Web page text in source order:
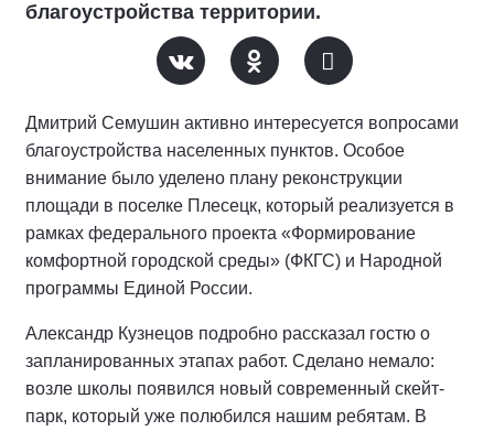
благоустройства территории.
Дмитрий Семушин активно интересуется вопросами
благоустройства населенных пунктов. Особое
внимание было уделено плану реконструкции
площади в поселке Плесецк, который реализуется в
рамках федерального проекта «Формирование
комфортной городской среды» (ФКГС) и Народной
программы Единой России.
Александр Кузнецов подробно рассказал гостю о
запланированных этапах работ. Сделано немало:
возле школы появился новый современный скейт-
парк, который уже полюбился нашим ребятам. В